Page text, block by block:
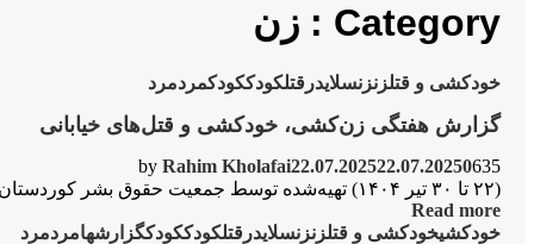
بشر
کوردستان
در
ایلام
Category : زن
خودکشی و قتلزنزنسلایدر قتلکودککودکمردمرد
گزارش هفتگی زن‌کشی، خودکشی و قتل‌های خیابانی
by Rahim Kholafai22.07.202522.07.20250635
(۲۲ تا ۳۰ تیر ۱۴۰۴) تهیه‌شده توسط جمعیت حقوق بشر کوردستان (KMMK) زن‌کشی: زن‌کشی در ایران،قتل ساختاری‌ست که در بستر قانون، سنت و فرهنگ مردسالار...
Read more
خودکشیخودکشی و قتلزنزنسلایدر قتلکودککودکگزارشهامردمرد